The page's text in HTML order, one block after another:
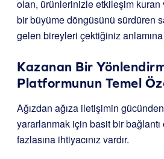
olan, ürünlerinizle etkileşim kuran
bir büyüme döngüsünü sürdüren
gelen bireyleri çektiğiniz
Kazanan Bir
Platformunun Temel
Ağızdan ağıza iletişimin
yararlanmak için basit bir
fazlasına ihtiyacınız vardır.